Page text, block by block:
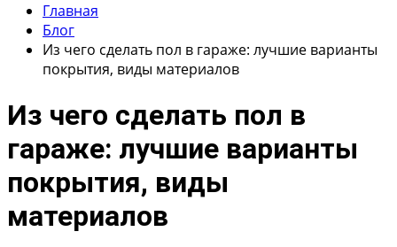
Главная
Блог
Из чего сделать пол в гараже: лучшие варианты
покрытия, виды материалов
Из чего сделать пол в
гараже: лучшие варианты
покрытия, виды
материалов